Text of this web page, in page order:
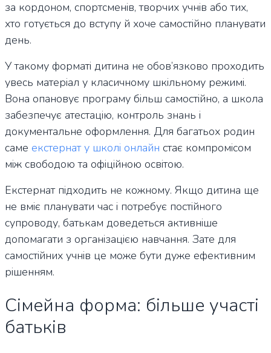
за кордоном, спортсменів, творчих учнів або тих,
хто готується до вступу й хоче самостійно планувати
день.
У такому форматі дитина не обов’язково проходить
увесь матеріал у класичному шкільному режимі.
Вона опановує програму більш самостійно, а школа
забезпечує атестацію, контроль знань і
документальне оформлення. Для багатьох родин
саме екстернат у школі онлайн стає компромісом
між свободою та офіційною освітою.
Екстернат підходить не кожному. Якщо дитина ще
не вміє планувати час і потребує постійного
супроводу, батькам доведеться активніше
допомагати з організацією навчання. Зате для
самостійних учнів це може бути дуже ефективним
рішенням.
Сімейна форма: більше участі
батьків